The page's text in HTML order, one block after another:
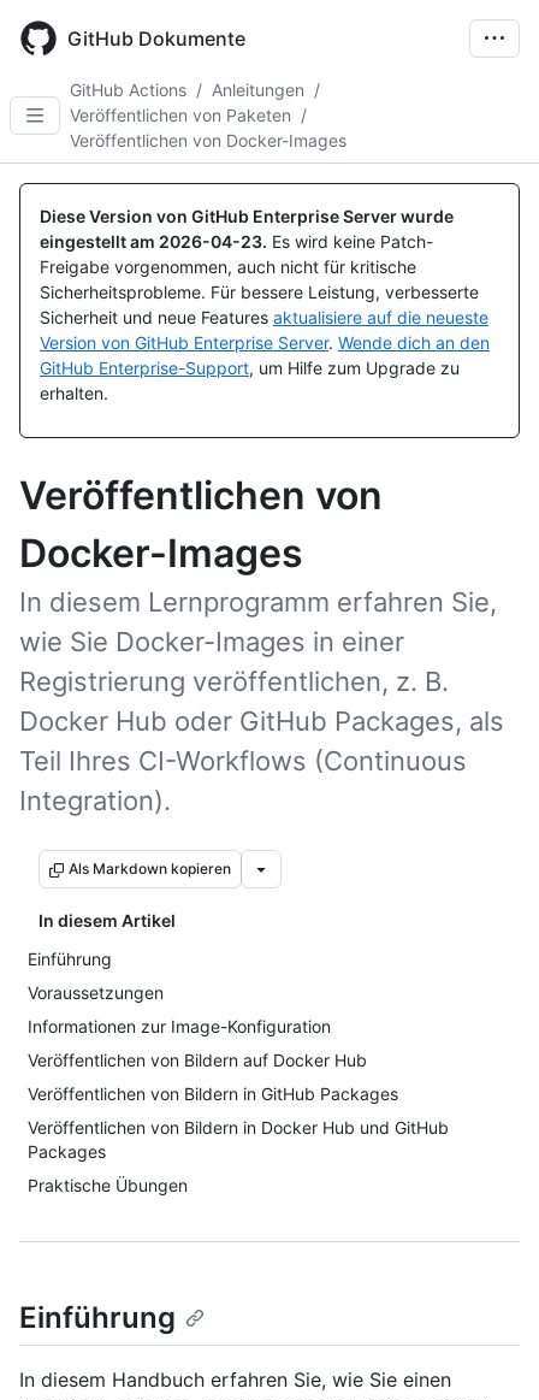
main
GitHub Dokumente
GitHub Actions / Anleitungen /
Veröffentlichen von Paketen /
Veröffentlichen von Docker-Images
Diese Version von GitHub Enterprise Server wurde
eingestellt am 2026-04-23. Es wird keine Patch-
Freigabe vorgenommen, auch nicht für kritische
Sicherheitsprobleme. Für bessere Leistung, verbesserte
Sicherheit und neue Features aktualisiere auf die neueste
Version von GitHub Enterprise Server. Wende dich an den
GitHub Enterprise-Support, um Hilfe zum Upgrade zu
erhalten.
Veröffentlichen von
Docker-Images
In diesem Lernprogramm erfahren Sie,
wie Sie Docker-Images in einer
Registrierung veröffentlichen, z. B.
Docker Hub oder GitHub Packages, als
Teil Ihres CI-Workflows (Continuous
Integration).
Als Markdown kopieren
In diesem Artikel
Einführung
Voraussetzungen
Informationen zur Image-Konfiguration
Veröffentlichen von Bildern auf Docker Hub
Veröffentlichen von Bildern in GitHub Packages
Veröffentlichen von Bildern in Docker Hub und GitHub
Packages
Praktische Übungen
Einführung
In diesem Handbuch erfahren Sie, wie Sie einen